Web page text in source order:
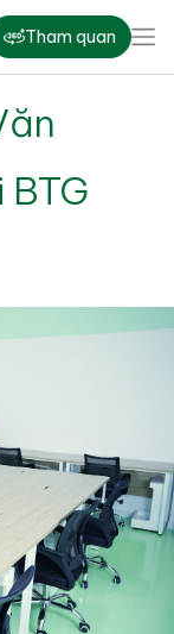
Tham quan